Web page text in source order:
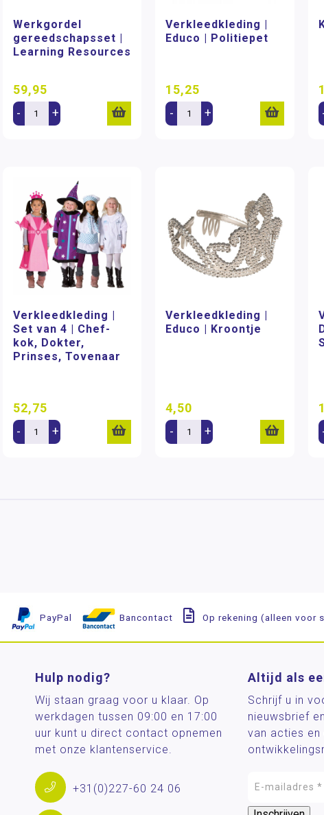
Werkgordel
gereedschapsset |
Learning Resources
59,95
- +
Verkleedkleding |
Educo | Politiepet
15,25
- +
Verkleedkleding |
Set van 4 | Chef-
kok, Dokter,
Prinses, Tovenaar
52,75
- +
Verkleedkleding |
Educo | Kroontje
4,50
- +
PayPal Bancontact Op rekening (alleen voor
Hulp nodig?
Wij staan graag voor u klaar. Op
werkdagen tussen 09:00 en 17:00
uur kunt u direct contact opnemen
met onze klantenservice.
+31(0)227-60 24 06
Altijd als
Schrijf u in
nieuwsbrief
van acties en